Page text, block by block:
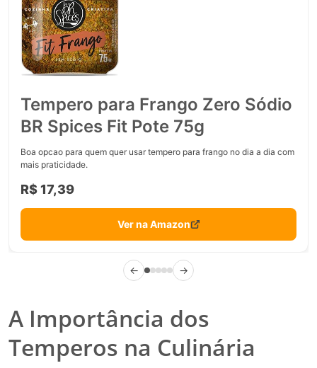
Tempero para Frango Zero Sódio
BR Spices Fit Pote 75g
Boa opcao para quem quer usar tempero para frango no dia a dia com
mais praticidade.
R$ 17,39
Ver na Amazon
← →
A Importância dos
Temperos na Culinária